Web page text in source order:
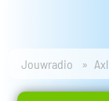
Jouwradio